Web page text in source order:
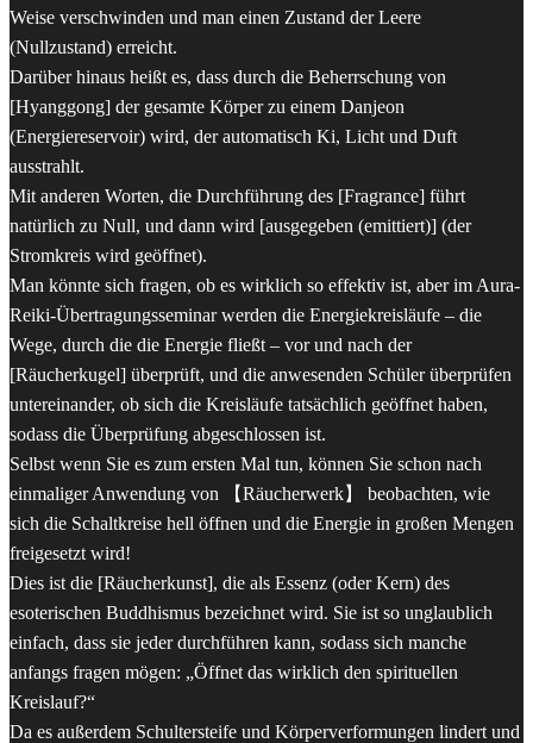
Weise verschwinden und man einen Zustand der Leere
(Nullzustand) erreicht.
Darüber hinaus heißt es, dass durch die Beherrschung von
[Hyanggong] der gesamte Körper zu einem Danjeon
(Energiereservoir) wird, der automatisch Ki, Licht und Duft
ausstrahlt.
Mit anderen Worten, die Durchführung des [Fragrance] führt
natürlich zu Null, und dann wird [ausgegeben (emittiert)] (der
Stromkreis wird geöffnet).
Man könnte sich fragen, ob es wirklich so effektiv ist, aber im Aura-
Reiki-Übertragungsseminar werden die Energiekreisläufe – die
Wege, durch die die Energie fließt – vor und nach der
[Räucherkugel] überprüft, und die anwesenden Schüler überprüfen
untereinander, ob sich die Kreisläufe tatsächlich geöffnet haben,
sodass die Überprüfung abgeschlossen ist.
Selbst wenn Sie es zum ersten Mal tun, können Sie schon nach
einmaliger Anwendung von 【Räucherwerk】 beobachten, wie
sich die Schaltkreise hell öffnen und die Energie in großen Mengen
freigesetzt wird!
Dies ist die [Räucherkunst], die als Essenz (oder Kern) des
esoterischen Buddhismus bezeichnet wird. Sie ist so unglaublich
einfach, dass sie jeder durchführen kann, sodass sich manche
anfangs fragen mögen: „Öffnet das wirklich den spirituellen
Kreislauf?“
Da es außerdem Schultersteife und Körperverformungen lindert und